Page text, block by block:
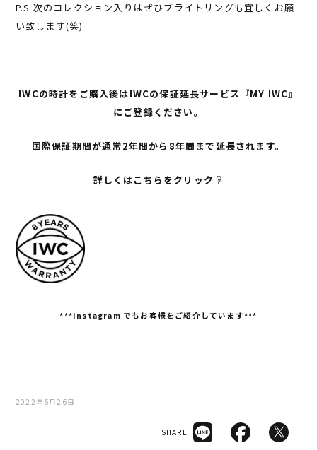
P.S 次のコレクション入りはぜひブライトリングも宜しくお願
い致します(笑)
IWCの時計をご購入後はIWCの保証延長サービス『MY IWC』
にご登録ください。
国際保証期間が通常2年間から8年間まで延長されます。
詳しくはこちらをクリック☟
***Instagramでもお客様をご紹介しています***
2022年6月26日
SHARE